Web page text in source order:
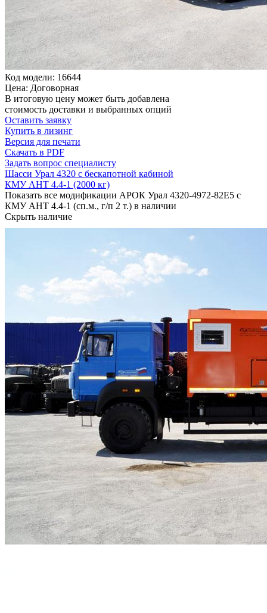
Код модели: 16644
Цена: Договорная
В итоговую цену может быть добавлена
стоимость доставки и выбранных опций
Оставить заявку
Купить в лизинг
Версия для печати
Скачать в PDF
Задать вопрос специалисту
Шасси Урал 4320 с бескапотной кабиной
КМУ АНТ 4.4-1 (2000 кг)
Показать все модификации АРОК Урал 4320-4972-82Е5 с
КМУ АНТ 4.4-1 (сп.м., г/п 2 т.) в наличии
Скрыть наличие